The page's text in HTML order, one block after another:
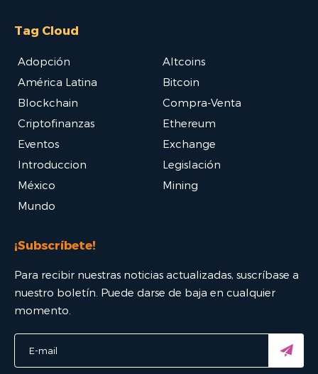
Tag Cloud
Adopción
Altcoins
América Latina
Bitcoin
Blockchain
Compra-Venta
Criptofinanzas
Ethereum
Eventos
Exchange
Introduccion
Legislación
México
Mining
Mundo
¡Subscríbete!
Para recibir nuestras noticias actualizadas, suscríbase a
nuestro boletín. Puede darse de baja en cualquier
momento.